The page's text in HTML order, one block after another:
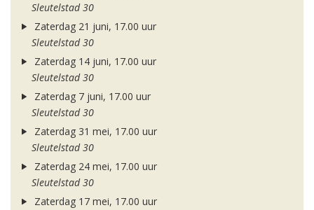
Sleutelstad 30
Zaterdag 21 juni, 17.00 uur
Sleutelstad 30
Zaterdag 14 juni, 17.00 uur
Sleutelstad 30
Zaterdag 7 juni, 17.00 uur
Sleutelstad 30
Zaterdag 31 mei, 17.00 uur
Sleutelstad 30
Zaterdag 24 mei, 17.00 uur
Sleutelstad 30
Zaterdag 17 mei, 17.00 uur